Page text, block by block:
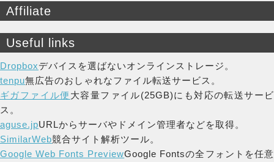
Affiliate
Useful links
Dropboxデバイスを選ばないオンラインストレージ。
tenpu無広告のおしゃれなファイル転送サービス。
ギガファイル便 大容量ファイル(25GB)にも対応の転送サービ
ス。
aguse.jpURLからサーバやドメイン管理者などを取得。
SimilarWeb競合サイト解析ツール。
Google Web Fonts PreviewGoogle Fontsの全フォントを任意